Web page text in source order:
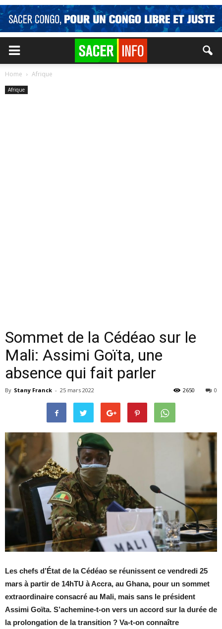
Home Afrique
Afrique
Sommet de la Cédéao sur le
Mali: Assimi Goïta, une
absence qui fait parler
By Stany Franck - 25 mars 2022 0
2650
Les chefs d’État de la Cédéao se réunissent ce vendredi 25
mars à partir de 14hTU à Accra, au Ghana, pour un sommet
extraordinaire consacré au Mali, mais sans le président
Assimi Goïta. S’achemine-t-on vers un accord sur la durée de
la prolongation de la transition ? Va-t-on connaître